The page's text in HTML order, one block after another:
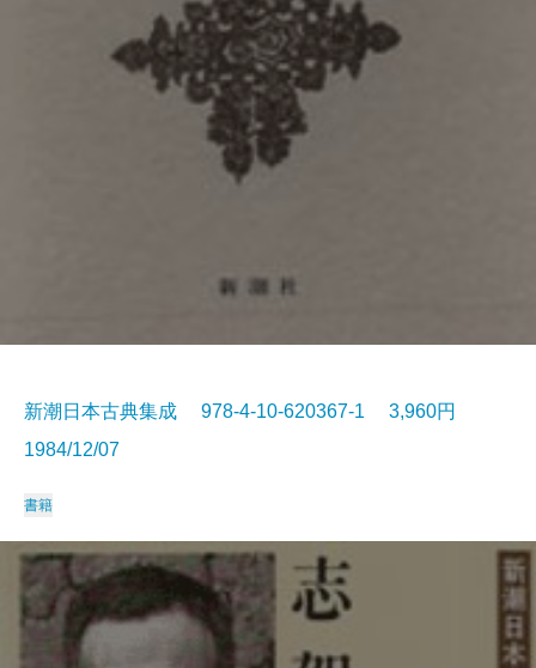
新潮日本古典集成 978-4-10-620367-1 3,960円
1984/12/07
書籍